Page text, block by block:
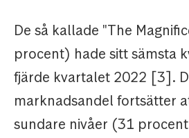
De så kallade "The
procent) hade sitt sämsta
fjärde kvartalet 2022 [3].
marknadsandel fortsätter
sundare nivåer (31